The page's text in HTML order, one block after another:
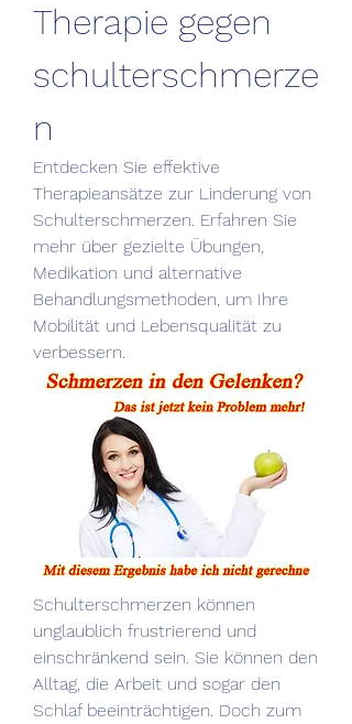
Therapie gegen
schulterschmerze
n
Entdecken Sie effektive
Therapieansätze zur Linderung von
Schulterschmerzen. Erfahren Sie
mehr über gezielte Übungen,
Medikation und alternative
Behandlungsmethoden, um Ihre
Mobilität und Lebensqualität zu
verbessern.
Schulterschmerzen können
unglaublich frustrierend und
einschränkend sein. Sie können den
Alltag, die Arbeit und sogar den
Schlaf beeinträchtigen. Doch zum